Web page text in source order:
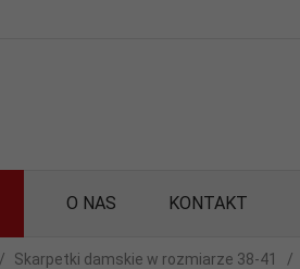
O NAS KONTAKT
Skarpetki damskie w rozmiarze 38-41